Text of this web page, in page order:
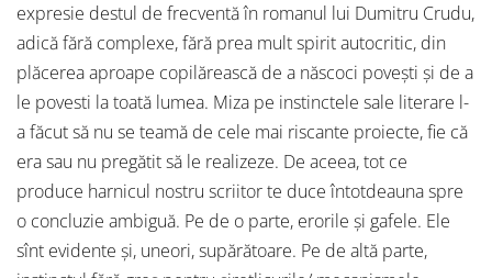
expresie destul de frecventă în romanul lui Dumitru Crudu,
adică fără complexe, fără prea mult spirit autocritic, din
plăcerea aproape copilărească de a născoci povești și de a
le povesti la toată lumea. Miza pe instinctele sale literare l-
a făcut să nu se teamă de cele mai riscante proiecte, fie că
era sau nu pregătit să le realizeze. De aceea, tot ce
produce harnicul nostru scriitor te duce întotdeauna spre
o concluzie ambiguă. Pe de o parte, erorile și gafele. Ele
sînt evidente și, uneori, supărătoare. Pe de altă parte,